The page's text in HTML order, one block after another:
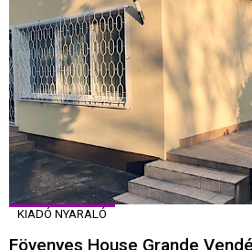
KIADÓ NYARALÓ
Fövenyes House Grande